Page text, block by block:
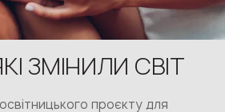
ЗМІНИЛИ СВІТ
проєкту для